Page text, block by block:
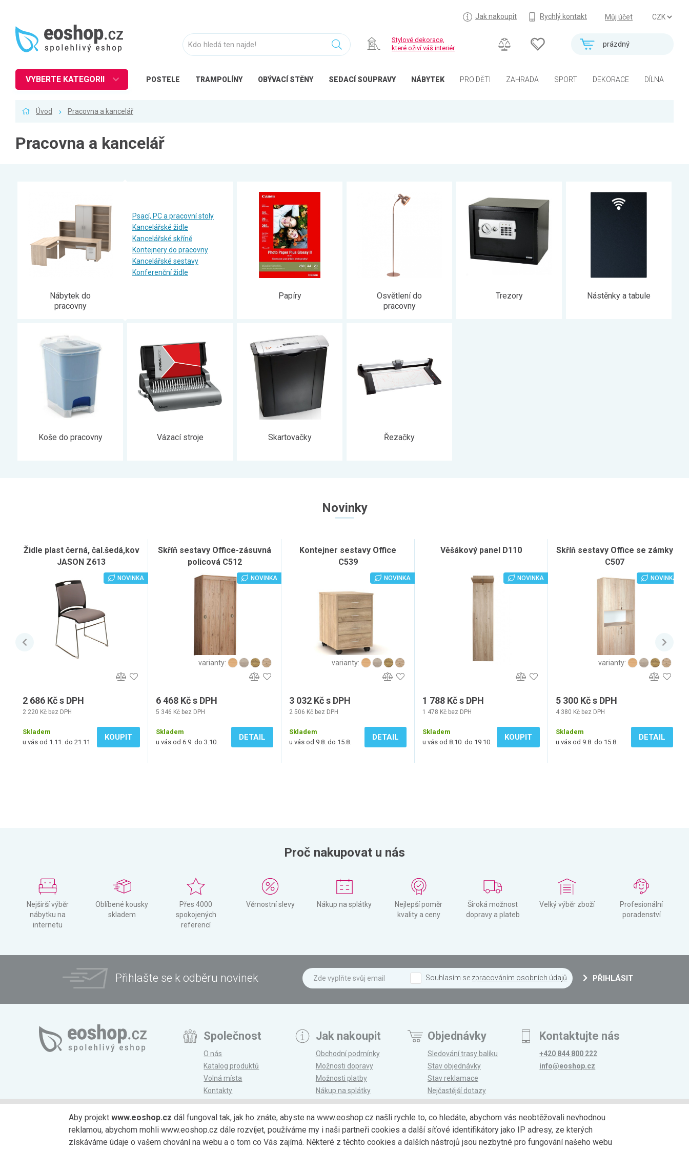
Můj účet
Jak nakoupit Rychlý kontakt
prázdný
Stylové dekorace,
které oživí váš interiér
POSTELE TRAMPOLÍNY OBÝVACÍ STĚNY SEDACÍ SOUPRAVY NÁBYTEK PRO DĚTI ZAHRADA SPORT DEKORACE DÍLNA
VYBERTE KATEGORII
Koupelna
Zahrada
Balkon a terasa
Dílna
Dekorace
Trampolíny
Sport, outdoor
Všechny kategorie
Úvod Pracovna a kancelář
Pracovna a kancelář
Nábytek do
pracovny
Psací, PC a pracovní stoly
Kancelářské židle
Kancelářské skříně
Kontejnery do pracovny
Kancelářské sestavy
Konferenční židle
Papíry
Osvětlení do
pracovny
Trezory Nástěnky a tabule
Koše do pracovny Vázací stroje Skartovačky Řezačky
Novinky
Židle plast černá, čal.šedá,kov
JASON Z613
NOVINKA
2 686 Kč s DPH
2 220 Kč bez DPH
Skladem
u vás od 1.11. do 21.11.
KOUPIT
Skříň sestavy Office-zásuvná
policová C512
NOVINKA
varianty:
6 468 Kč s DPH
5 346 Kč bez DPH
Skladem
u vás od 6.9. do 3.10.
DETAIL
Kontejner sestavy Office
C539
NOVINKA
varianty:
3 032 Kč s DPH
2 506 Kč bez DPH
Skladem
u vás od 9.8. do 15.8.
DETAIL
Věšákový panel D110
NOVINKA
1 788 Kč s DPH
1 478 Kč bez DPH
Skladem
u vás od 8.10. do 19.10.
KOUPIT
Skříň sestavy Office se zámky
C507
NOVINKA
varianty:
5 300 Kč s DPH
4 380 Kč bez DPH
Skladem
u vás od 9.8. do 15.8.
DETAIL
Proč nakupovat u nás
Nejširší výběr
nábytku na
internetu
Oblíbené kousky
skladem
Přes 4000
spokojených
referencí
Věrnostní slevy Nákup na splátky
Nejlepší poměr
kvality a ceny
Široká možnost
dopravy a plateb
Velký výběr zboží
Profesionální
poradenství
Přihlašte se k odběru novinek Souhlasím se zpracováním osobních údajů PŘIHLÁSIT
Společnost
O nás
Katalog produktů
Volná místa
Kontakty
Magazín
Jak nakoupit
Obchodní podmínky
Možnosti dopravy
Možnosti platby
Nákup na splátky
Reklamace a vrácení
Objednávky
Sledování trasy balíku
Stav objednávky
Stav reklamace
Nejčastější dotazy
Kontaktujte nás
+420 844 800 222
info@eoshop.cz
Možnosti platby Možnosti dopravy Partneři
Aby projektwww.eoshop.cz dál fungoval tak, jak ho znáte, abyste na www.eoshop.cz našli rychle to, co hledáte, abychom vás neobtěžovali nevhodnou
reklamou, abychom mohli www.eoshop.cz dále rozvíjet, používáme my i naši partneři cookies a další síťové identifikátory jako IP adresy, ze kterých
získáváme údaje o vašem chování na webu a o tom co Vás zajímá. Některé z těchto cookies a dalších nástrojů jsou nezbytné pro fungování našeho webu